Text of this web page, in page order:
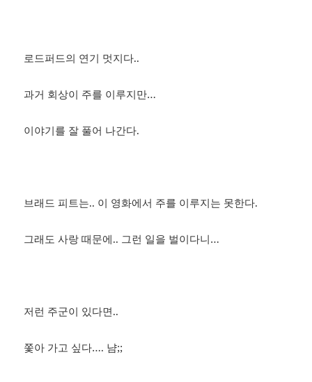
로드퍼드의 연기 멋지다..
과거 회상이 주를 이루지만…
이야기를 잘 풀어 나간다.
브래드 피트는.. 이 영화에서 주를 이루지는 못한다.
그래도 사랑 때문에.. 그런 일을 벌이다니…
저런 주군이 있다면..
쫓아 가고 싶다…. 냠;;